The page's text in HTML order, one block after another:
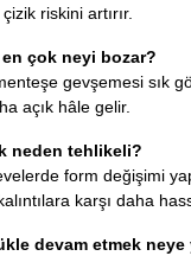
riskini artırır.
çok neyi bozar?
gevşemesi sık
açık hâle gelir.
neden tehlikeli?
form değişimi
karşı daha
devam etmek